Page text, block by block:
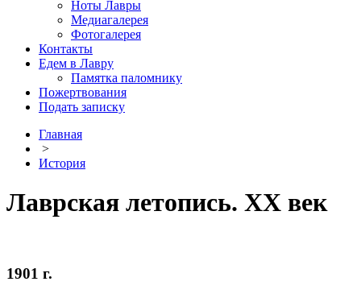
Ноты Лавры
Медиагалерея
Фотогалерея
Контакты
Едем в Лавру
Памятка паломнику
Пожертвования
Подать записку
Главная
>
История
Лаврская летопись. XX век
1901 г.